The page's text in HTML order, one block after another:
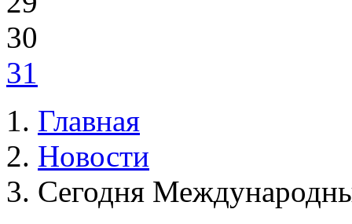
30
31
Главная
Новости
Сегодня